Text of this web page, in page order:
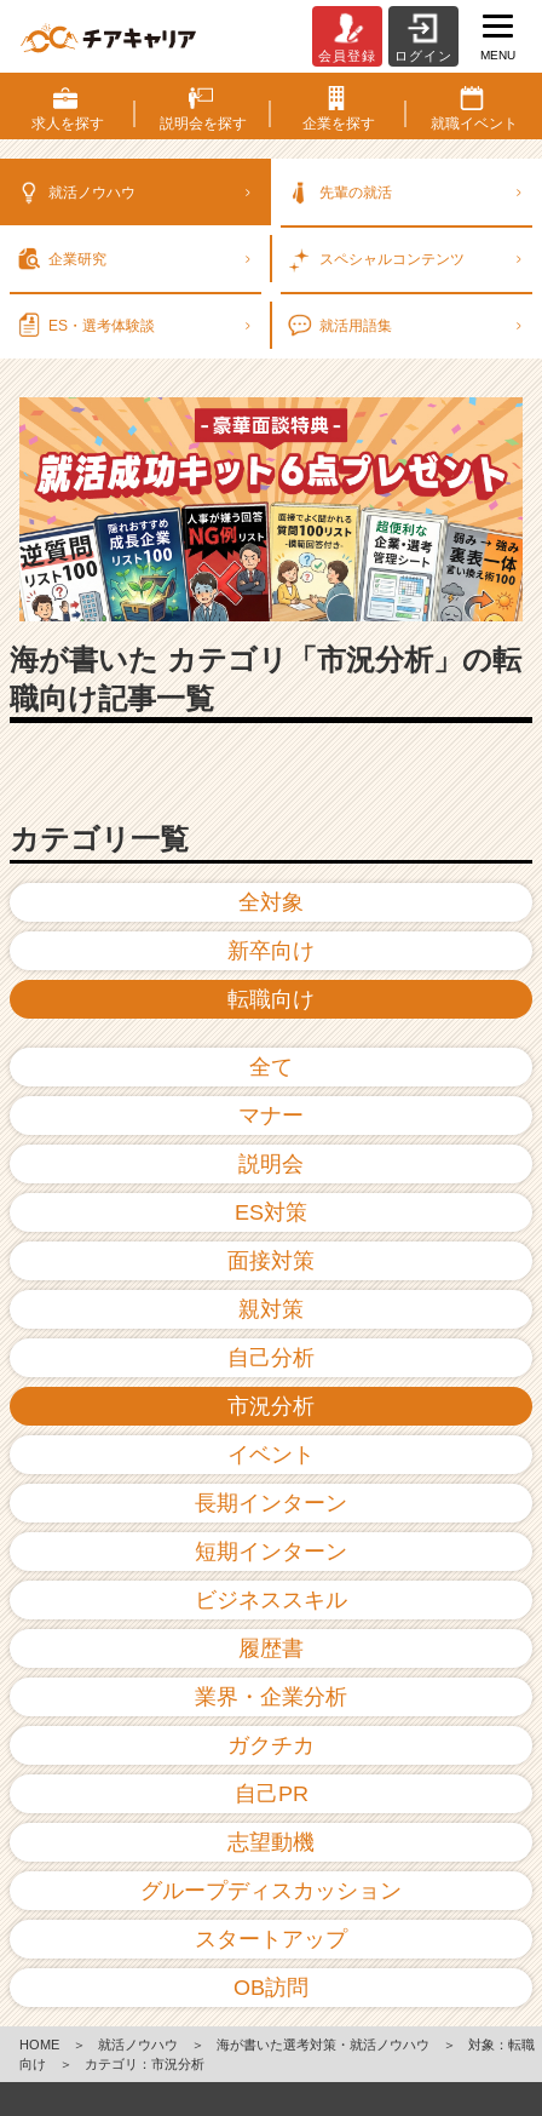
考
対
策・
ウ
ベ
ン
チ
ャ
ー・
成
長
企
業
か
ら
ス
カ
ウ
活
イ
チ
リ
（C
e
r
a
e
r）
会員登録 ログイン MENU
求人を探す 説明会を探す 企業を探す 就職イベント
就活ノウハウ 先輩の就活
企業研究 スペシャルコンテンツ
ES・選考体験談 就活用語集
海が書いた カテゴリ「市況分析」の転
職向け記事一覧
全対象
新卒向け
転職向け
全て
マナー
説明会
ES対策
面接対策
親対策
自己分析
市況分析
イベント
長期インターン
短期インターン
ビジネススキル
履歴書
業界・企業分析
ガクチカ
自己PR
志望動機
グループディスカッション
スタートアップ
OB訪問
カテゴリ一覧
HOME ＞ 就活ノウハウ ＞ 海が書いた選考対策・就活ノウハウ ＞
対象：転職
向け
＞ カテゴリ：市況分析